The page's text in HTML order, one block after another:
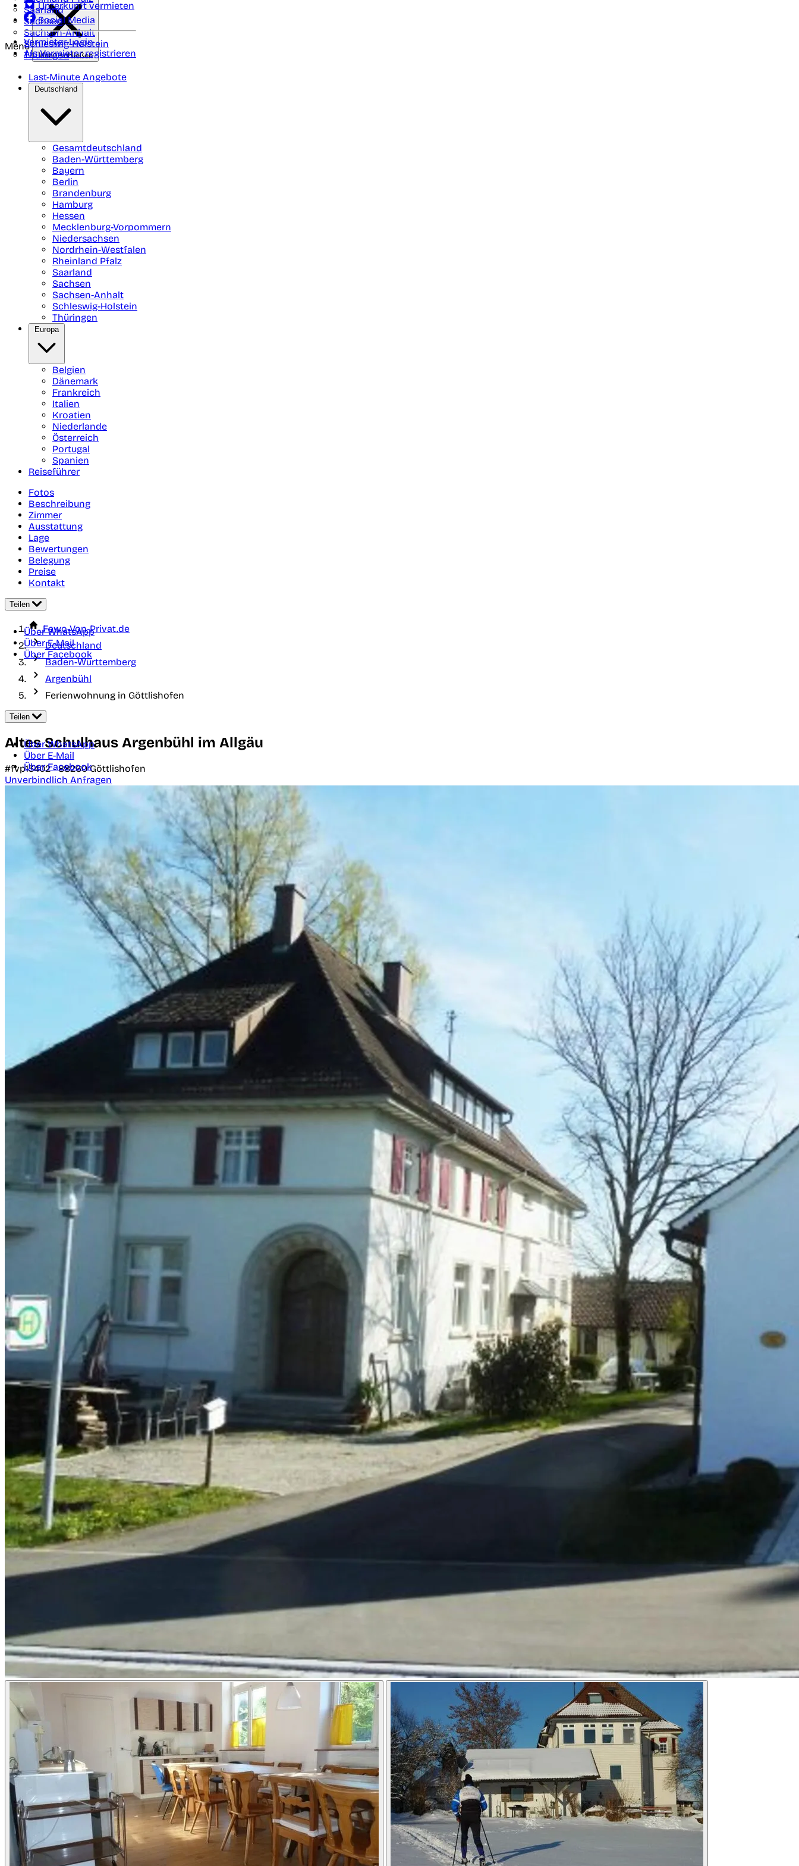
Saarland
Sachsen
Sachsen-Anhalt
Schleswig-Holstein
Thüringen
Unterkunft vermieten
Social Media
Vermieter-Login
Als Vermieter registrieren
Menü
Menü schließen
Last-Minute Angebote
Deutschland
Gesamtdeutschland
Baden-Württemberg
Bayern
Berlin
Brandenburg
Hamburg
Hessen
Mecklenburg-Vorpommern
Niedersachsen
Nordrhein-Westfalen
Rheinland Pfalz
Saarland
Sachsen
Sachsen-Anhalt
Schleswig-Holstein
Thüringen
Europa
Belgien
Dänemark
Frankreich
Italien
Kroatien
Niederlande
Österreich
Portugal
Spanien
Reiseführer
Fotos
Beschreibung
Zimmer
Ausstattung
Lage
Bewertungen
Belegung
Preise
Kontakt
Teilen
Über WhatsApp
Über E-Mail
Über Facebook
Fewo-Von-Privat.de
Deutschland
Baden-Württemberg
Argenbühl
Ferienwohnung in Göttlishofen
Teilen
Über WhatsApp
Über E-Mail
Über Facebook
Altes Schulhaus Argenbühl im Allgäu
#fvp13402 -88260Göttlishofen
Unverbindlich Anfragen